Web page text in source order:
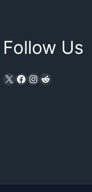
Follow Us
X Facebook
Instagram
Reddit